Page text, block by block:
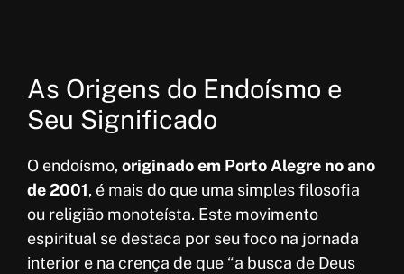
As Origens do Endoísmo e
Seu Significado
O endoísmo, originado em Porto Alegre no ano
de 2001, é mais do que uma simples filosofia
ou religião monoteísta. Este movimento
espiritual se destaca por seu foco na jornada
interior e na crença de que “a busca de Deus